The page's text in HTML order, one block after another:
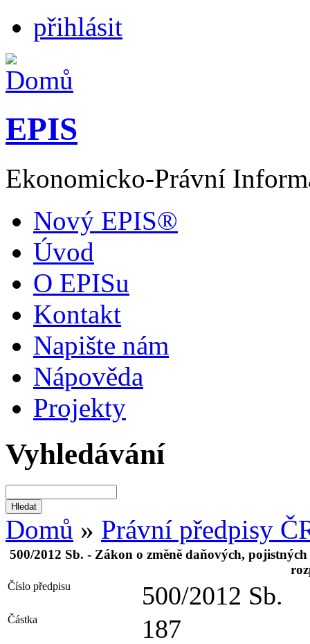
přihlásit
EPIS
Ekonomicko-Právní
Nový EPIS®
Úvod
O EPISu
Kontakt
Napište nám
Nápověda
Projekty
Vyhledávání
Domů » Právní předpisy
500/2012 Sb. - Zákon o změně daňových,
Číslo předpisu 500/2012 Sb.
Částka 187